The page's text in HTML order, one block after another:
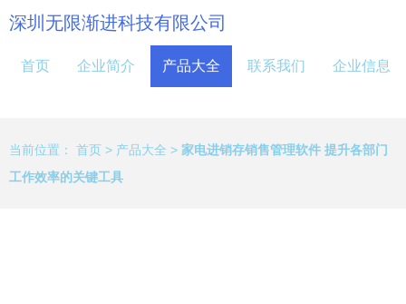
深圳无限渐进科技有限公司
首页 企业简介 产品大全 联系我们 企业信息
当前位置： 首页 > 产品大全 > 家电进销存销售管理软件 提升各部门
工作效率的关键工具